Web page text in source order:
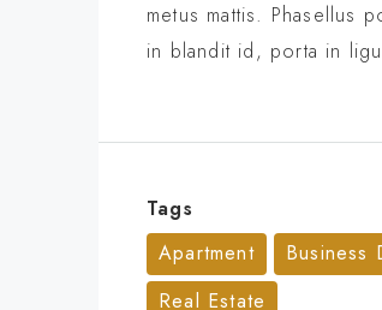
metus mattis. Phasellus
in blandit id, porta in
Tags
Apartment
Business
Real Estate